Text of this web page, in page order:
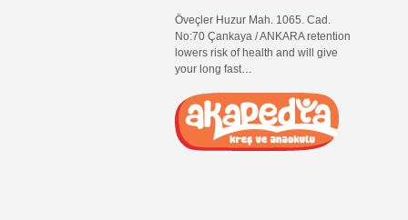
Öveçler Huzur Mah. 1065. Cad.
No:70 Çankaya / ANKARA retention
lowers risk of health and will give
your long fast